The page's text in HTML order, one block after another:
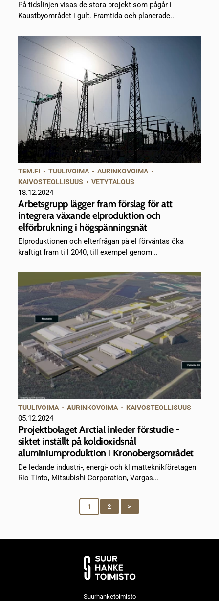
På tidslinjen visas de stora projekt som pågår i
Kaustbyområdet i gult. Framtida och planerade...
TEM.FI •TUULIVOIMA •AURINKOVOIMA •
KAIVOSTEOLLISUUS •VETYTALOUS
18.12.2024
Arbetsgrupp lägger fram förslag för att
integrera växande elproduktion och
elförbrukning i högspänningsnät
Elproduktionen och efterfrågan på el förväntas öka
kraftigt fram till 2040, till exempel genom...
TUULIVOIMA •AURINKOVOIMA • KAIVOSTEOLLISUUS
05.12.2024
Projektbolaget Arctial inleder förstudie -
siktet inställt på koldioxidsnål
aluminiumproduktion i Kronobergsområdet
De ledande industri-, energi- och klimatteknikföretagen
Rio Tinto, Mitsubishi Corporation, Vargas...
1 2 >
Suurhanketoimisto